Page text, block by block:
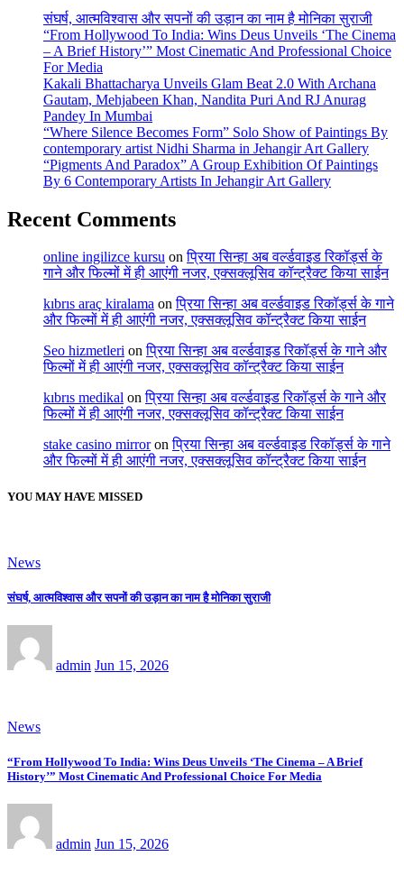
संघर्ष, आत्मविश्वास और सपनों की उड़ान का नाम है मोनिका सुराजी
“From Hollywood To India: Wins Deus Unveils ‘The Cinema
– A Brief History’” Most Cinematic And Professional Choice
For Media
Kakali Bhattacharya Unveils Glam Beat 2.0 With Archana
Gautam, Mehjabeen Khan, Nandita Puri And RJ Anurag
Pandey In Mumbai
“Where Silence Becomes Form” Solo Show of Paintings By
contemporary artist Nidhi Sharma in Jehangir Art Gallery
“Pigments And Paradox” A Group Exhibition Of Paintings
By 6 Contemporary Artists In Jehangir Art Gallery
Recent Comments
online ingilizce kursu onप्रिया सिन्हा अब वर्ल्डवाइड रिकॉर्ड्स के
गाने और फिल्मों में ही आएंगी नजर, एक्सक्लूसिव कॉन्ट्रैक्ट किया साईन
kıbrıs araç kiralama onप्रिया सिन्हा अब वर्ल्डवाइड रिकॉर्ड्स के गाने
और फिल्मों में ही आएंगी नजर, एक्सक्लूसिव कॉन्ट्रैक्ट किया साईन
Seo hizmetleri onप्रिया सिन्हा अब वर्ल्डवाइड रिकॉर्ड्स के गाने और
फिल्मों में ही आएंगी नजर, एक्सक्लूसिव कॉन्ट्रैक्ट किया साईन
kıbrıs medikal onप्रिया सिन्हा अब वर्ल्डवाइड रिकॉर्ड्स के गाने और
फिल्मों में ही आएंगी नजर, एक्सक्लूसिव कॉन्ट्रैक्ट किया साईन
stake casino mirroronप्रिया सिन्हा अब वर्ल्डवाइड रिकॉर्ड्स के गाने
और फिल्मों में ही आएंगी नजर, एक्सक्लूसिव कॉन्ट्रैक्ट किया साईन
YOU MAY HAVE MISSED
News
संघर्ष, आत्मविश्वास और सपनों की उड़ान का नाम है मोनिका सुराजी
admin Jun 15, 2026
News
“From Hollywood To India: Wins Deus Unveils ‘The Cinema – A Brief
History’” Most Cinematic And Professional Choice For Media
admin Jun 15, 2026